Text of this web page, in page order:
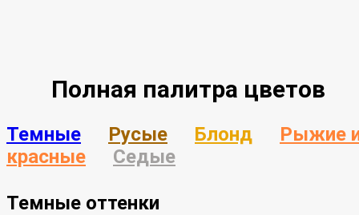
Полная палитра цветов
Темные Русые Блонд
Рыжие
красные
Седые
Темные оттенки